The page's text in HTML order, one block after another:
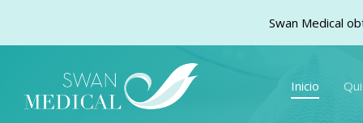
main
Inicio
Swan Medical